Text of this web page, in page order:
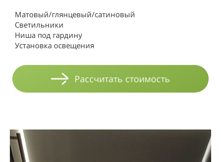
Матовый/глянцевый/сатиновый
Светильники
Ниша под гардину
Установка освещения
Рассчитать стоимость